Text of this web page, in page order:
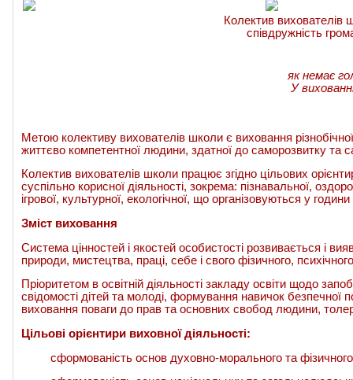
Колектив вихователів
співдружність
як немає
У
Метою колективу вихователів школи є виховання
життєво компетентної людини, здатної до саморозвитку та
Колектив вихователів школи працює згідно цільових
суспільно корисної діяльності, зокрема: пізнавальної,
ігрової, культурної, екологічної, що організовуються у
Зміст виховання
Система цінностей і якостей особистості розвивається і
природи, мистецтва, праці, себе і свого фізичного,
Пріоритетом в освітній діяльності закладу освіти щодо
свідомості дітей та молоді, формування навичок безпечної
виховання поваги до прав та основних свобод людини,
Цільові орієнтири виховної діяльності:
сформованість основ духовно-морального та